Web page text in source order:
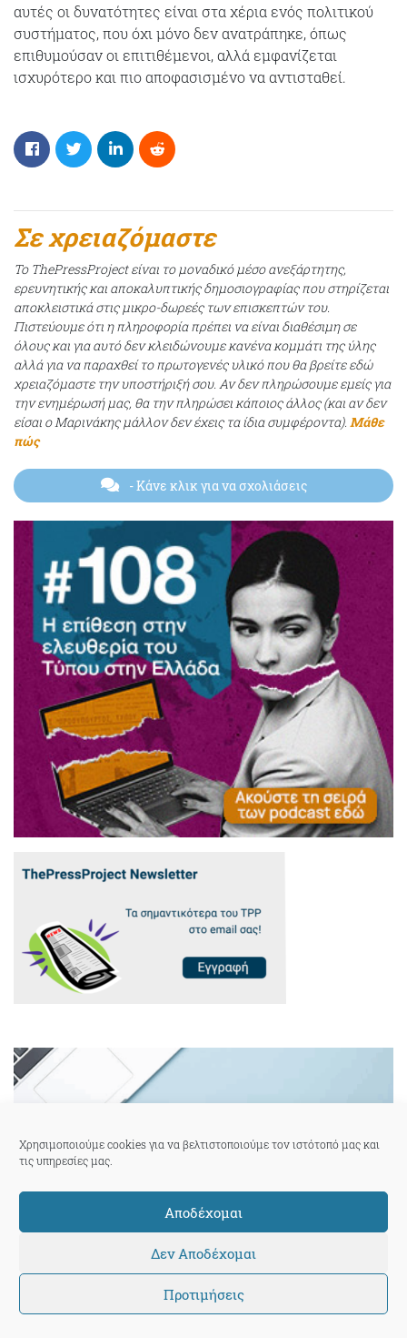
Χρησιμοποιούμε cookies για να βελτιστοποιούμε τον ιστότοπό μας και
τις υπηρεσίες μας.
Αποδέχομαι
Δεν Αποδέχομαι
Προτιμήσεις
αυτές οι δυνατότητες είναι στα χέρια ενός πολιτικού
συστήματος, που όχι μόνο δεν ανατράπηκε, όπως
επιθυμούσαν οι επιτιθέμενοι, αλλά εμφανίζεται
ισχυρότερο και πιο αποφασισμένο να αντισταθεί.
Σε χρειαζόμαστε
Το ThePressProject είναι το μοναδικό μέσο ανεξάρτητης,
ερευνητικής και αποκαλυπτικής δημοσιογραφίας που στηρίζεται
αποκλειστικά στις μικρο-δωρεές των επισκεπτών του.
Πιστεύουμε ότι η πληροφορία πρέπει να είναι διαθέσιμη σε
όλους και για αυτό δεν κλειδώνουμε κανένα κομμάτι της ύλης
αλλά για να παραχθεί το πρωτογενές υλικό που θα βρείτε εδώ
χρειαζόμαστε την υποστήριξή σου. Αν δεν πληρώσουμε εμείς για
την ενημέρωσή μας, θα την πληρώσει κάποιος άλλος (και αν δεν
είσαι ο Μαρινάκης μάλλον δεν έχεις τα ίδια συμφέροντα). Μάθε
πώς
- Κάνε κλικ για να σχολιάσεις